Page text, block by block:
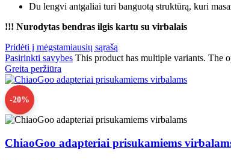
Du lengvi antgaliai turi banguotą struktūrą, kuri
!!! Nurodytas bendras ilgis kartu su virbalais
Pridėti į mėgstamiausių sąrašą
Pasirinkti savybes This product has multiple variants. The
Greita peržiūra
-20%
ChiaoGoo adapteriai prisukamiems